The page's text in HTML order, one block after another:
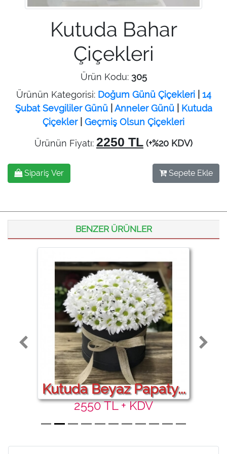
Kutuda Bahar
Çiçekleri
Ürün Kodu:305
Ürünün Kategorisi: Doğum Günü Çiçekleri| 14
Şubat Sevgililer Günü| Anneler Günü| Kutuda
Çiçekler| Geçmiş Olsun Çiçekleri
Ürünün Fiyatı: 2250 TL (+%20 KDV)
Sipariş Ver Sepete Ekle
BENZER ÜRÜNLER
Kutuda Beyaz Papaty...
2550 TL + KDV